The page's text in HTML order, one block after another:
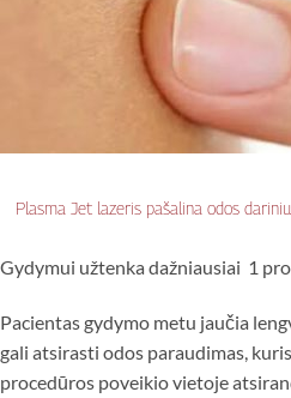
Plasma Jet lazeris pašalina odos
Gydymui užtenka dažniausiai 1
Pacientas gydymo metu jaučia
gali atsirasti odos paraudimas,
procedūros poveikio vietoje